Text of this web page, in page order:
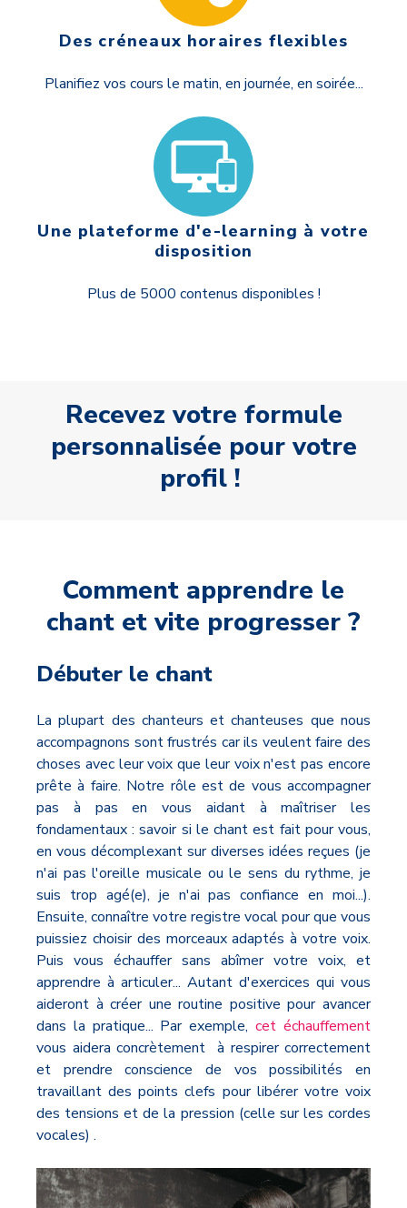
Des créneaux horaires flexibles
Planifiez vos cours le matin, en journée, en soirée...
Une plateforme d'e-learning à votre
disposition
Plus de 5000 contenus disponibles !
Recevez votre formule
personnalisée pour votre
profil !
Comment apprendre le
chant et vite progresser ?
Débuter le chant
La plupart des chanteurs et chanteuses que nous
accompagnons sont frustrés car ils veulent faire des
choses avec leur voix que leur voix n'est pas encore
prête à faire. Notre rôle est de vous accompagner
pas à pas en vous aidant à maîtriser les
fondamentaux : savoir si le chant est fait pour vous,
en vous décomplexant sur diverses idées reçues (je
n'ai pas l'oreille musicale ou le sens du rythme, je
suis trop agé(e), je n'ai pas confiance en moi...).
Ensuite, connaître votre registre vocal pour que vous
puissiez choisir des morceaux adaptés à votre voix.
Puis vous échauffer sans abîmer votre voix, et
apprendre à articuler... Autant d'exercices qui vous
aideront à créer une routine positive pour avancer
dans la pratique... Par exemple,cet échauffement
vous aidera concrètement à respirer correctement
et prendre conscience de vos possibilités en
travaillant des points clefs pour libérer votre voix
des tensions et de la pression (celle sur les cordes
vocales) .